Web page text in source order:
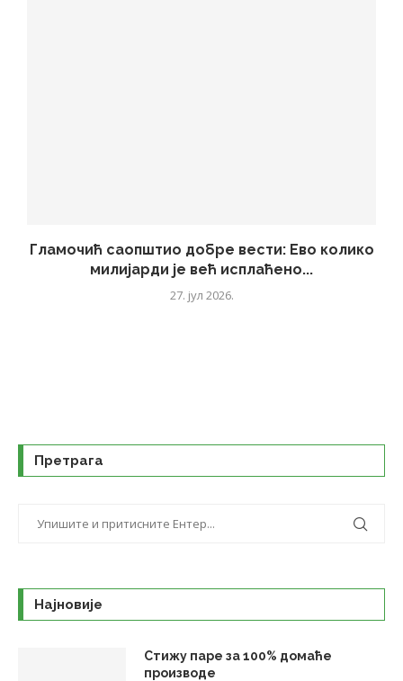
Гламочић саопштио добре вести: Ево колико
милијарди је већ исплаћено...
27. јул 2026.
Претрага
Најновије
Стижу паре за 100% домаће
производе